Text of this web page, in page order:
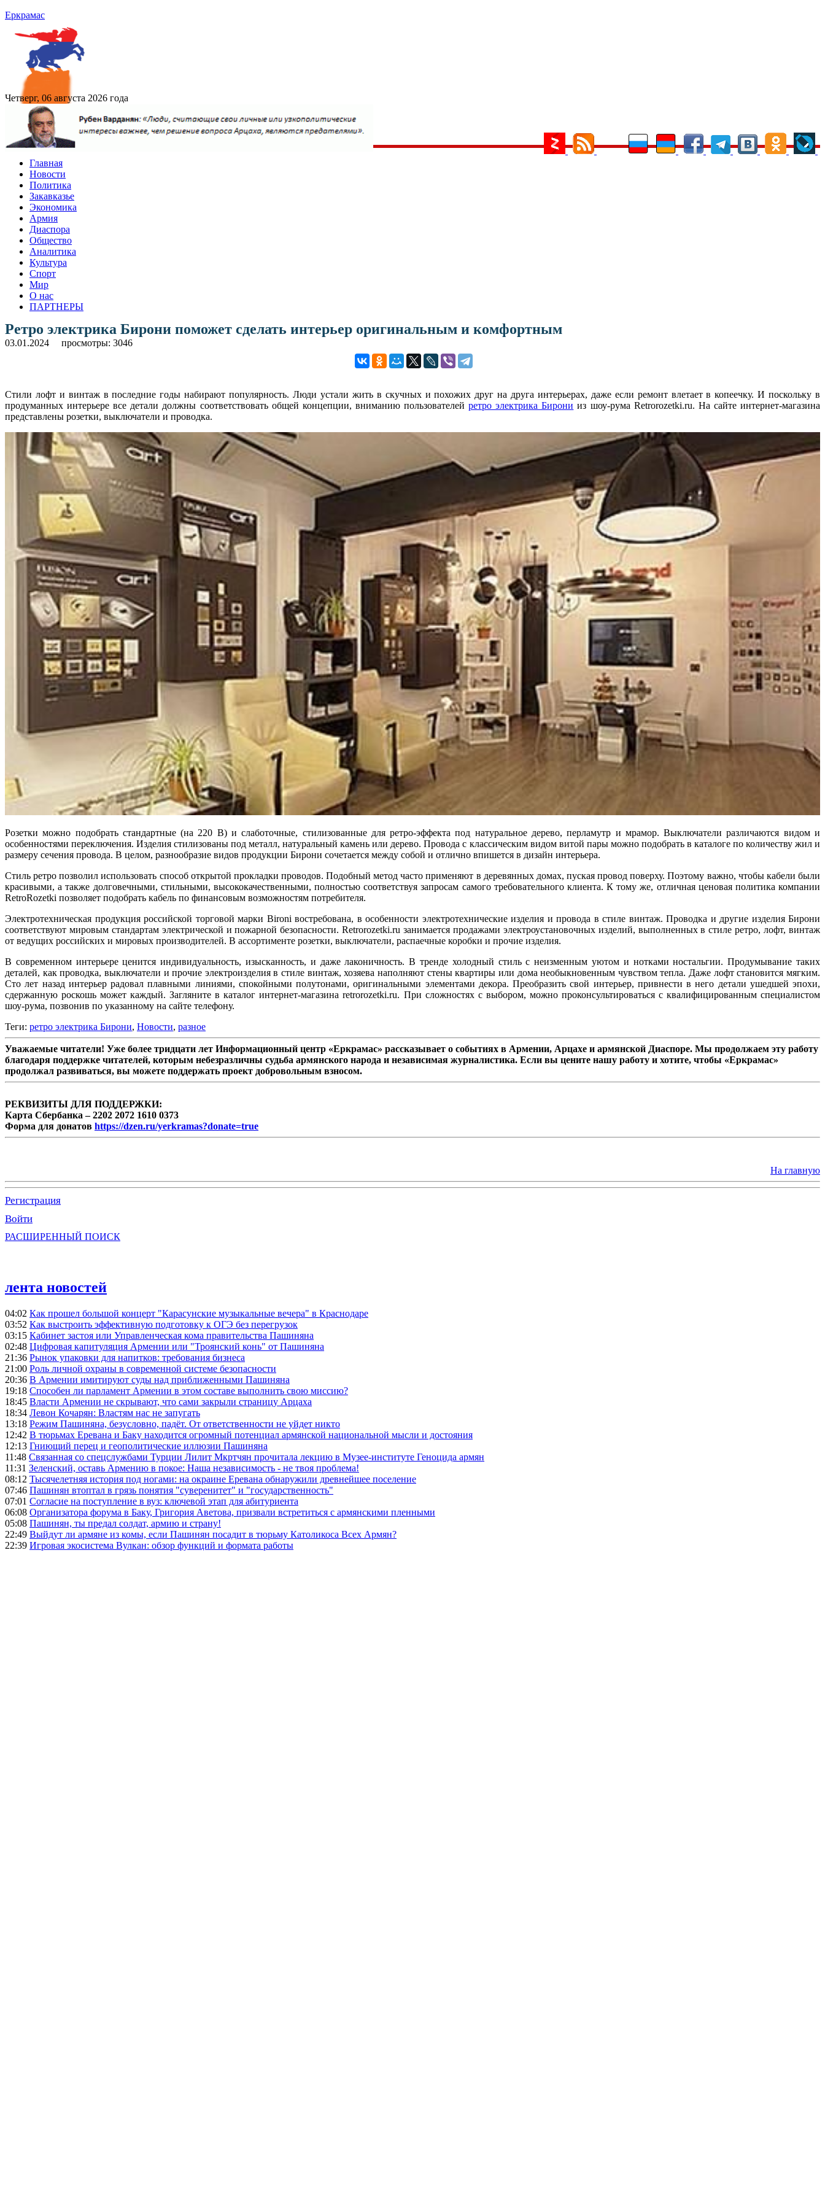
Еркрамас
Четверг, 06 августа 2026 года
Главная
Новости
Политика
Закавказье
Экономика
Армия
Диаспора
Общество
Аналитика
Культура
Спорт
Мир
О нас
ПАРТНЕРЫ
Ретро электрика Бирони поможет сделать интерьер оригинальным и комфортным
03.01.2024 просмотры: 3046
Стили лофт и винтаж в последние годы набирают популярность. Люди устали жить в скучных и похожих друг на друга интерьерах, даже если ремонт влетает в копеечку. И поскольку в
продуманных интерьере все детали должны соответствовать общей концепции, вниманию пользователейретро электрика Бирони из шоу-рума Retrorozetki.ru. На сайте интернет-магазина
представлены розетки, выключатели и проводка.
Розетки можно подобрать стандартные (на 220 В) и слаботочные, стилизованные для ретро-эффекта под натуральное дерево, перламутр и мрамор. Выключатели различаются видом и
особенностями переключения. Изделия стилизованы под металл, натуральный камень или дерево. Провода с классическим видом витой пары можно подобрать в каталоге по количеству жил и
размеру сечения провода. В целом, разнообразие видов продукции Бирони сочетается между собой и отлично впишется в дизайн интерьера.
Стиль ретро позволил использовать способ открытой прокладки проводов. Подобный метод часто применяют в деревянных домах, пуская провод поверху. Поэтому важно, чтобы кабели были
красивыми, а также долговечными, стильными, высококачественными, полностью соответствуя запросам самого требовательного клиента. К тому же, отличная ценовая политика компании
RetroRozetki позволяет подобрать кабель по финансовым возможностям потребителя.
Электротехническая продукция российской торговой марки Bironi востребована, в особенности электротехнические изделия и провода в стиле винтаж. Проводка и другие изделия Бирони
соответствуют мировым стандартам электрической и пожарной безопасности. Retrorozetki.ru занимается продажами электроустановочных изделий, выполненных в стиле ретро, лофт, винтаж
от ведущих российских и мировых производителей. В ассортименте розетки, выключатели, распаечные коробки и прочие изделия.
В современном интерьере ценится индивидуальность, изысканность, и даже лаконичность. В тренде холодный стиль с неизменным уютом и нотками ностальгии. Продумывание таких
деталей, как проводка, выключатели и прочие электроизделия в стиле винтаж, хозяева наполняют стены квартиры или дома необыкновенным чувством тепла. Даже лофт становится мягким.
Сто лет назад интерьер радовал плавными линиями, спокойными полутонами, оригинальными элементами декора. Преобразить свой интерьер, привнести в него детали ушедшей эпохи,
сдержанную роскошь может каждый. Загляните в каталог интернет-магазина retrorozetki.ru. При сложностях с выбором, можно проконсультироваться с квалифицированным специалистом
шоу-рума, позвонив по указанному на сайте телефону.
Теги: ретро электрика Бирони, Новости, разное
Уважаемые читатели! Уже более тридцати лет Информационный центр «Еркрамас» рассказывает о событиях в Армении, Арцахе и армянской Диаспоре. Мы продолжаем эту работу
благодаря поддержке читателей, которым небезразличны судьба армянского народа и независимая журналистика. Если вы цените нашу работу и хотите, чтобы «Еркрамас»
продолжал развиваться, вы можете поддержать проект добровольным взносом.
РЕКВИЗИТЫ ДЛЯ ПОДДЕРЖКИ:
Карта Сбербанка – 2202 2072 1610 0373
Форма для донатов https://dzen.ru/yerkramas?donate=true
На главную
Регистрация
Войти
РАСШИРЕННЫЙ ПОИСК
лента новостей
04:02 Как прошел большой концерт "Карасунские музыкальные вечера" в Краснодаре
03:52 Как выстроить эффективную подготовку к ОГЭ без перегрузок
03:15 Кабинет застоя или Управленческая кома правительства Пашиняна
02:48 Цифровая капитуляция Армении или "Троянский конь" от Пашиняна
21:36 Рынок упаковки для напитков: требования бизнеса
21:00 Роль личной охраны в современной системе безопасности
20:36 В Армении имитируют суды над приближенными Пашиняна
19:18 Способен ли парламент Армении в этом составе выполнить свою миссию?
18:45 Власти Армении не скрывают, что сами закрыли страницу Арцаха
18:34 Левон Кочарян: Властям нас не запугать
13:18 Режим Пашиняна, безусловно, падёт. От ответственности не уйдет никто
12:42 В тюрьмах Еревана и Баку находится огромный потенциал армянской национальной мысли и достояния
12:13 Гниющий перец и геополитические иллюзии Пашиняна
11:48 Связанная со спецслужбами Турции Лилит Мкртчян прочитала лекцию в Музее-институте Геноцида армян
11:31 Зеленский, оставь Армению в покое: Наша независимость - не твоя проблема!
08:12 Тысячелетняя история под ногами: на окраине Еревана обнаружили древнейшее поселение
07:46 Пашинян втоптал в грязь понятия "суверенитет" и "государственность"
07:01 Согласие на поступление в вуз: ключевой этап для абитуриента
06:08 Организатора форума в Баку, Григория Аветова, призвали встретиться с армянскими пленными
05:08 Пашинян, ты предал солдат, армию и страну!
22:49 Выйдут ли армяне из комы, если Пашинян посадит в тюрьму Католикоса Всех Армян?
22:39 Игровая экосистема Вулкан: обзор функций и формата работы